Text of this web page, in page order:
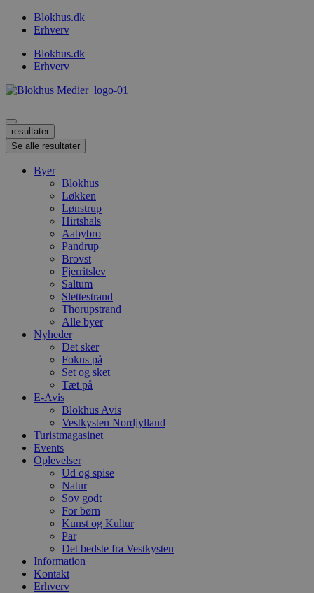
VidereBlokhus.dk
Erhverv
Blokhus.dk
Erhverv
...
resultater
Se alle resultater
Byer
Blokhus
Løkken
Lønstrup
Hirtshals
Aabybro
Pandrup
Brovst
Fjerritslev
Saltum
Slettestrand
Thorupstrand
Alle byer
Nyheder
Det sker
Fokus på
Set og sket
Tæt på
E-Avis
Blokhus Avis
Vestkysten Nordjylland
Turistmagasinet
Events
Oplevelser
Ud og spise
Natur
Sov godt
For børn
Kunst og Kultur
Par
Det bedste fra Vestkysten
Information
Kontakt
Erhverv